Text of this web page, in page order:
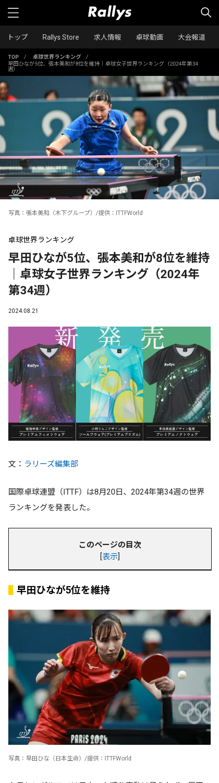
トップ Rallys Store 求人情報 卓球動画 大会報道
TOP / 卓球世界ランキング
/
早田ひなが5位、張本美和が8位を維持｜卓球女子世界ランキング（2024年第34
週）
写真：張本美和（木下グループ）/提供：ITTFWorld
卓球世界ランキング
早田ひなが5位、張本美和が8位を維持
｜卓球女子世界ランキング（2024年
第34週）
2024.08.21
文： ラリーズ編集部
国際卓球連盟（ITTF）は8月20日、2024年第34週の世界
ランキングを発表した。
このページの目次
[表示]
早田ひなが5位を維持
写真：早田ひな（日本生命）/提供：ITTFWorld